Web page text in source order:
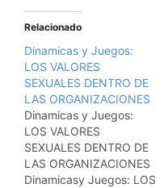
Relacionado
Dinamicas y Juegos:
LOS VALORES
SEXUALES DENTRO DE
LAS ORGANIZACIONES
Dinamicas y Juegos:
LOS VALORES
SEXUALES DENTRO DE
LAS ORGANIZACIONES
Dinamicasy Juegos: LOS